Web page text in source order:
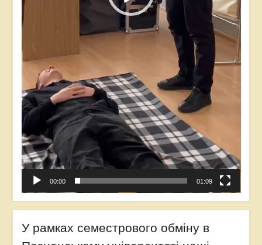
00:00 01:09
У рамках семестрового обміну в